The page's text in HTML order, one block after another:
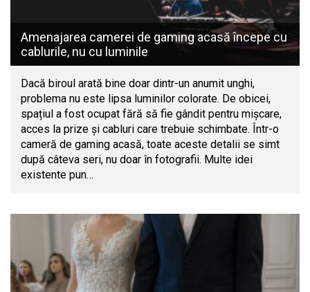
Amenajarea camerei de gaming acasă începe cu
cablurile, nu cu luminile
Dacă biroul arată bine doar dintr-un anumit unghi,
problema nu este lipsa luminilor colorate. De obicei,
spațiul a fost ocupat fără să fie gândit pentru mișcare,
acces la prize și cabluri care trebuie schimbate. Într-o
cameră de gaming acasă, toate aceste detalii se simt
după câteva seri, nu doar în fotografii. Multe idei
existente pun…